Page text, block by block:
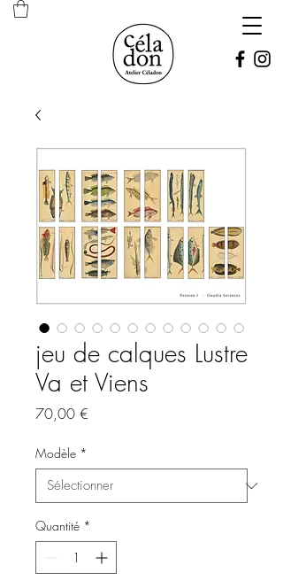
jeu de calques Lustre
Va et Viens
70,00 €
Modèle *
Quantité *